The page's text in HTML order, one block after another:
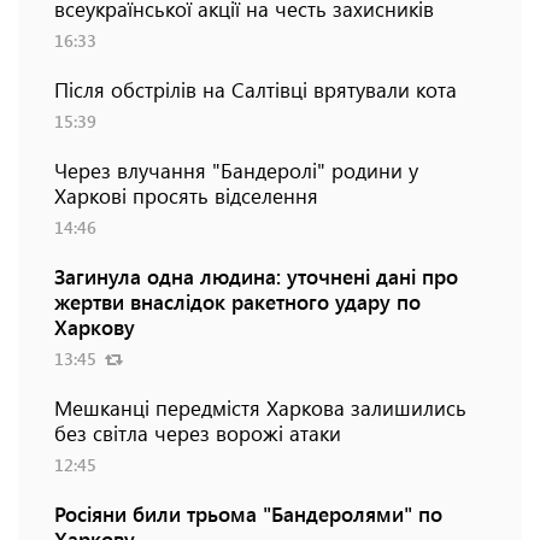
всеукраїнської акції на честь захисників
16:33
Після обстрілів на Салтівці врятували кота
15:39
Через влучання "Бандеролі" родини у
Харкові просять відселення
14:46
Загинула одна людина: уточнені дані про
жертви внаслідок ракетного удару по
Харкову
13:45
Мешканці передмістя Харкова залишились
без світла через ворожі атаки
12:45
Росіяни били трьома "Бандеролями" по